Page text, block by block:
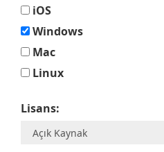
iOS
Windows
Mac
Linux
Lisans: